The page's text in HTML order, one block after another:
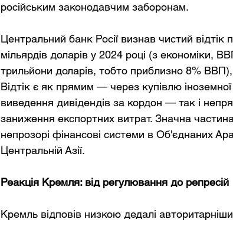
російським законодавчим заборонам.
Центральний банк Росії визнав чистий
мільярдів доларів у 2024 році (з економіки,
трильйони доларів, тобто приблизно 8%
Відтік є як прямим — через купівлю
виведення дивідендів за кордон — так і
заниження експортних витрат. Значна
непрозорі фінансові системи в Об'єднаних
Центральній Азії.
Реакція Кремля: від регулювання до репресій
Кремль відповів низкою дедалі